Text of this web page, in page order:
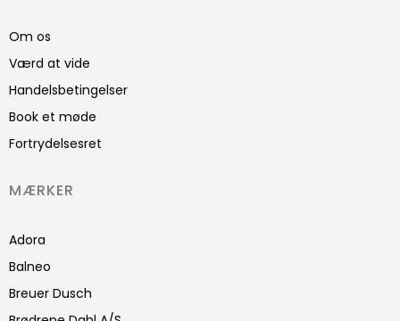
Om os
Værd at vide
Handelsbetingelser
Book et møde
Fortrydelsesret
MÆRKER
Adora
Balneo
Breuer Dusch